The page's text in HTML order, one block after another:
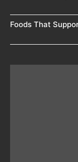
Foods That